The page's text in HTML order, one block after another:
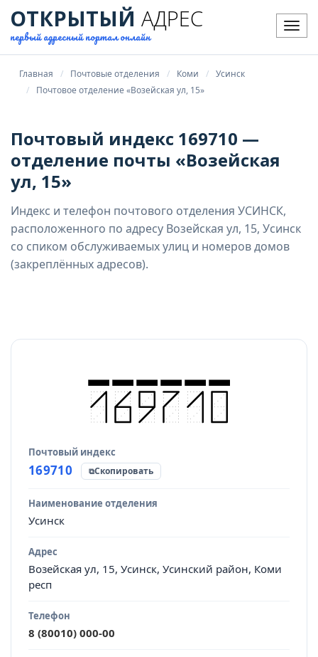
ОТКРЫТЫЙ АДРЕС
первый адресный портал онлайн
Главная Почтовые отделения Коми
Усинск
Почтовое отделение «Возейская ул, 15»
Почтовый индекс 169710 —
отделение почты «Возейская
ул, 15»
Индекс и телефон почтового отделения УСИНСК,
расположенного по адресу Возейская ул, 15, Усинск
со спиком обслуживаемых улиц и номеров домов
(закреплённых адресов).
Почтовый индекс
169710 Скопировать
Наименование отделения
Усинск
Адрес
Возейская ул, 15, Усинск, Усинский район, Коми
респ
Телефон
8 (80010) 000-00
Источник данных